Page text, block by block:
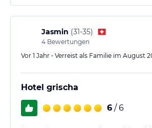
Jasmin (31-35)
4 Bewertungen
Vor 1 Jahr • Verreist als Familie im August
Hotel grischa
6 / 6